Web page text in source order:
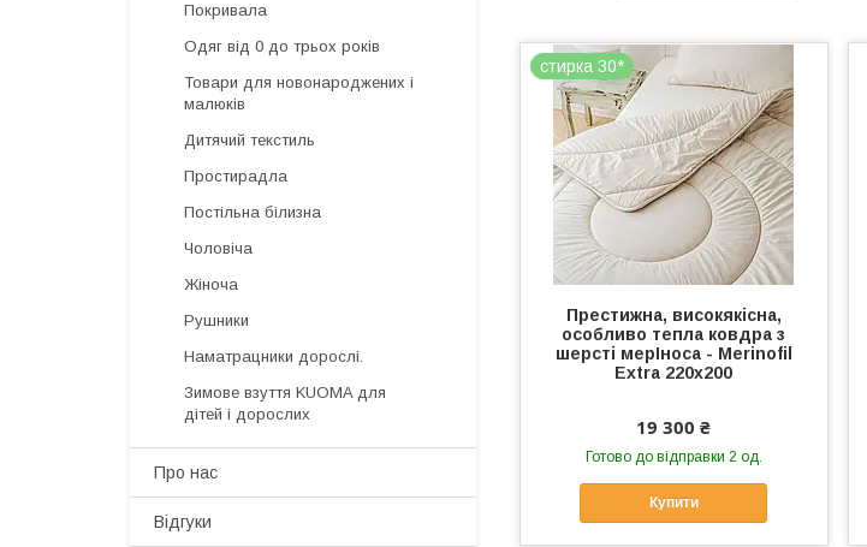
стирка 30*
Престижна, високякісна,
особливо тепла ковдра з
шерсті мерІноса - Merinofil
Extra 220х200
19 300 ₴
Готово до відправки 2 од.
Купити
Покривала
Одяг від 0 до трьох років
Товари для новонароджених і
малюків
Дитячий текстиль
Простирадла
Постільна білизна
Чоловіча
Жіноча
Рушники
Наматрацники дорослі.
Зимове взуття KUOMA для
дітей і дорослих
Про нас
Відгуки